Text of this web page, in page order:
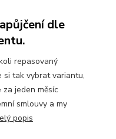
dle
repasovaný
si tak vybrat variantu,
jeden měsíc
smlouvy a my
popis